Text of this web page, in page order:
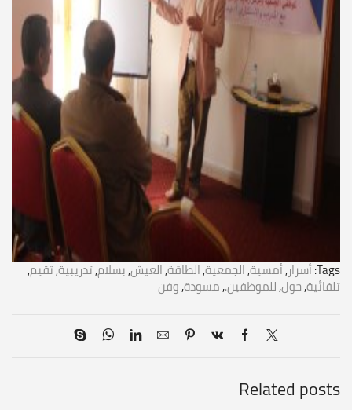
Tags: أسرار,أمسية,الجمعية,الطاقة,العيش,بسلام,تدريبية,تقيم,
تلقائية,حول,للموظفين.,مسودة,وفن
Related posts